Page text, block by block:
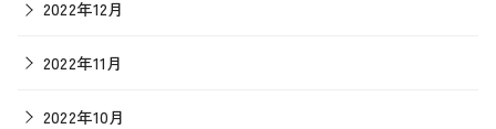
2022年12月
2022年11月
2022年10月